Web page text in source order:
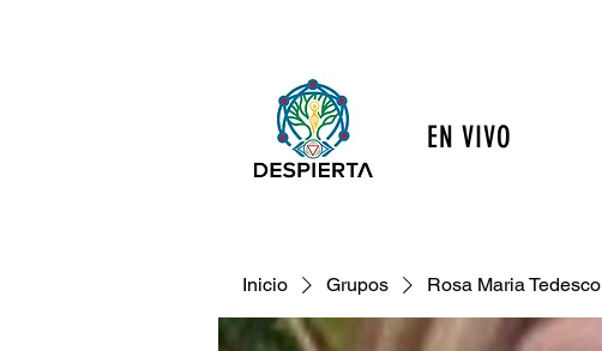
EN VIVO
Inicio Grupos Rosa Maria Tedesco